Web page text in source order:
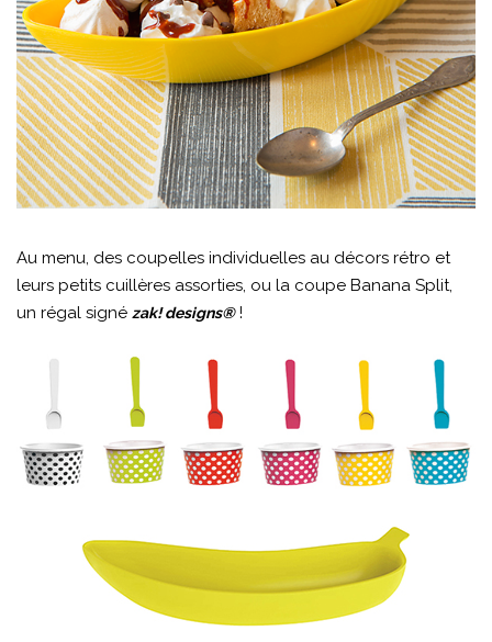
Au menu, des coupelles individuelles au décors rétro et
leurs petits cuillères assorties, ou la coupe Banana Split,
un régal signé zak! designs®!